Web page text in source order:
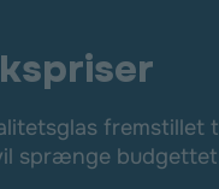
fremstillet
sprænge